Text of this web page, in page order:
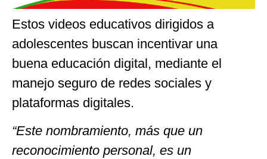
Estos videos educativos dirigidos a
adolescentes buscan incentivar una
buena educación digital, mediante el
manejo seguro de redes sociales y
plataformas digitales.
“Este nombramiento, más que un
reconocimiento personal, es un